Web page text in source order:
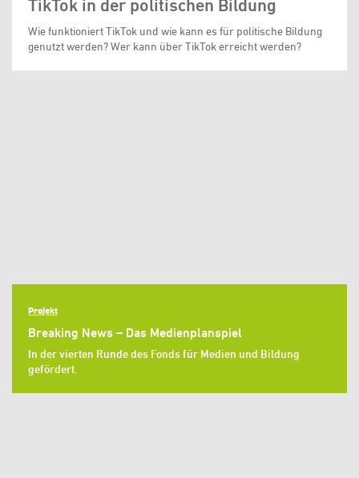
TikTok in der politischen Bildung
Wie funktioniert TikTok und wie kann es für politische Bildung
genutzt werden? Wer kann über TikTok erreicht werden?
Projekt
Breaking News – Das Medienplanspiel
In der vierten Runde des Fonds für Medien und Bildung
gefördert.